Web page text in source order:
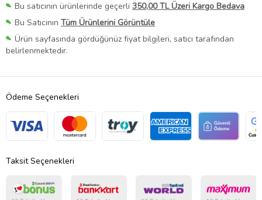
Bu satıcının ürünlerinde geçerli 350,00 TL Üzeri Kargo Bedava
Bu Satıcının Tüm Ürünlerini Görüntüle
Ürün sayfasında gördüğünüz fiyat bilgileri, satıcı tarafından
belirlenmektedir.
Ödeme Seçenekleri
Taksit Seçenekleri